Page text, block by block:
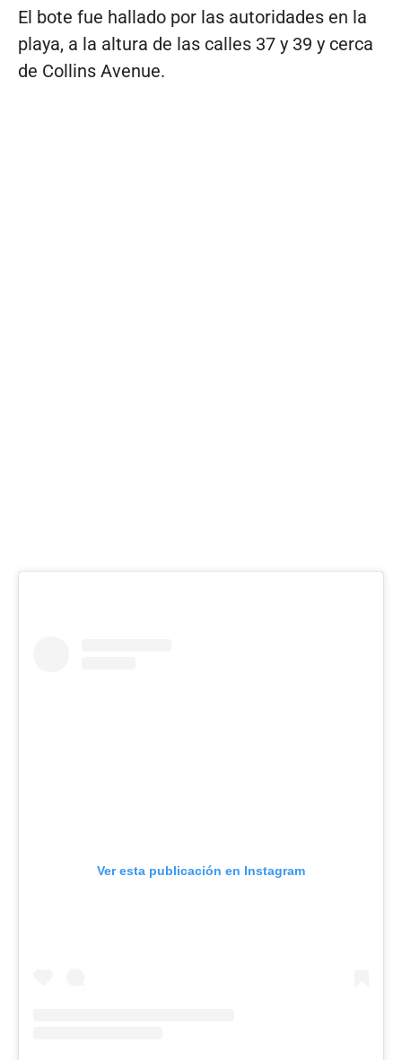
El bote fue hallado por las autoridades en la
playa, a la altura de las calles 37 y 39 y cerca
de Collins Avenue.
Ver esta publicación en Instagram